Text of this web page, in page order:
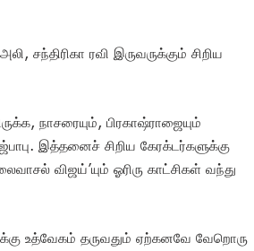
சந்திரிகா ரவி இருவருக்கும் சிறிய
நாசரையும், பிரகாஷ்ராஜையும்
இத்தனைச் சிறிய கேரக்டர்களுக்கு
விஜய்’யும் ஓரிரு காட்சிகள் வந்து
உத்வேகம் தருவதும் ஏற்கனவே வேறொரு